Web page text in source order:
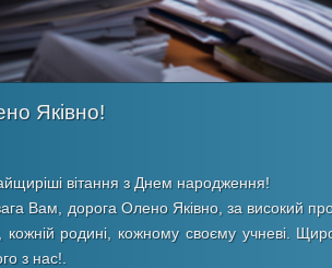
Яківно!
вітання з Днем народження!
Вам, дорога Олено Яківно, за високий
кожній родині, кожному своєму учневі.
з нас!.